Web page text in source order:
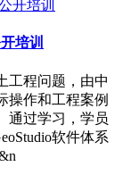
培训
工程问题，由中
操作和工程案例
通过学习，学员
软件体系